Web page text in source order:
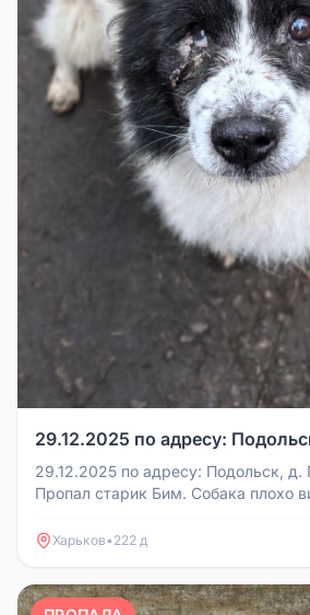
29.12.2025 по адресу:
29.12.2025 по адресу: Подольск, д.
Пропал старик Бим. Собака плохо
Харьков• 222 д